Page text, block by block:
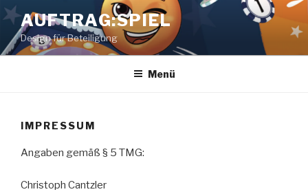
Zum
Inhalt
springen
AUFTRAG:SPIEL
Design für Beteiligung
Menü
IMPRESSUM
Angaben gemäß § 5 TMG:
Christoph Cantzler